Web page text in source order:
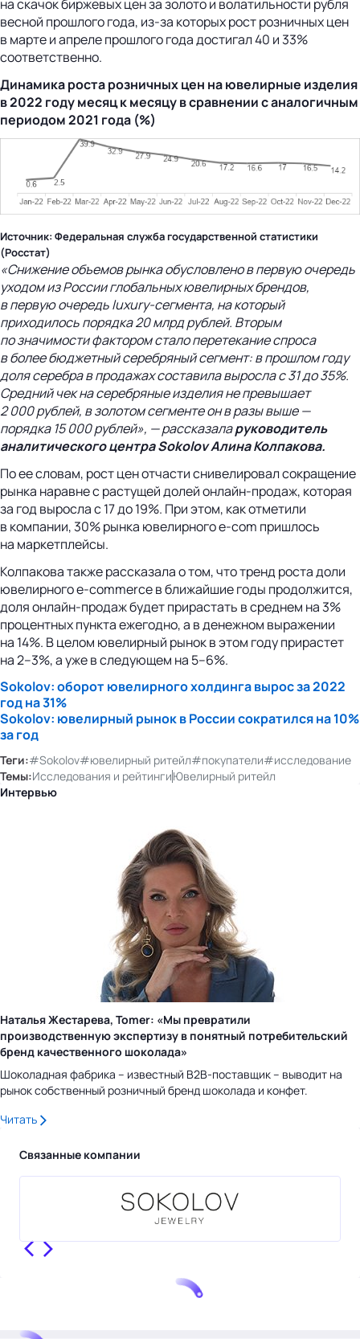
на скачок биржевых цен за золото и волатильности рубля
весной прошлого года, из-за которых рост розничных цен
в марте и апреле прошлого года достигал 40 и 33%
соответственно.
Динамика роста розничных цен на ювелирные изделия
в 2022 году месяц к месяцу в сравнении с аналогичным
периодом 2021 года (%)
Источник: Федеральная служба государственной статистики
(Росстат)
«Снижение объемов рынка обусловлено в первую очередь
уходом из России глобальных ювелирных брендов,
в первую очередьluxury-сегмента, на который
приходилось порядка 20 млрд рублей. Вторым
по значимости фактором стало перетекание спроса
в более бюджетный серебряный сегмент: в прошлом году
доля серебра в продажах составила выросла с 31 до 35%.
Средний чек на серебряные изделия не превышает
2 000 рублей, в золотом сегменте он в разы выше —
порядка 15 000 рублей», — рассказаларуководитель
аналитического центра Sokolov Алина Колпакова.
По ее словам, рост цен отчасти снивелировал сокращение
рынка наравне с растущей долей онлайн-продаж, которая
за год выросла с 17 до 19%. При этом, как отметили
в компании, 30% рынка ювелирного e-com пришлось
на маркетплейсы.
Колпакова также рассказала о том, что тренд роста доли
ювелирного e-commerce в ближайшие годы продолжится,
доля онлайн-продаж будет прирастать в среднем на 3%
процентных пункта ежегодно, а в денежном выражении
на 14%. В целом ювелирный рынок в этом году прирастет
на 2–3%, а уже в следующем на 5–6%.
Sokolov: оборот ювелирного холдинга вырос за 2022
год на 31%
Sokolov: ювелирный рынок в России сократился на 10%
за год
Теги:#Sokolov#ювелирный ритейл#покупатели#исследование
Темы:Исследования и рейтингиЮвелирный ритейл
Интервью
Наталья Жестарева, Tomer: «Мы превратили
производственную экспертизу в понятный потребительский
бренд качественного шоколада»
Шоколадная фабрика – известный B2B-поставщик – выводит на
рынок собственный розничный бренд шоколада и конфет.
Читать
Связанные компании